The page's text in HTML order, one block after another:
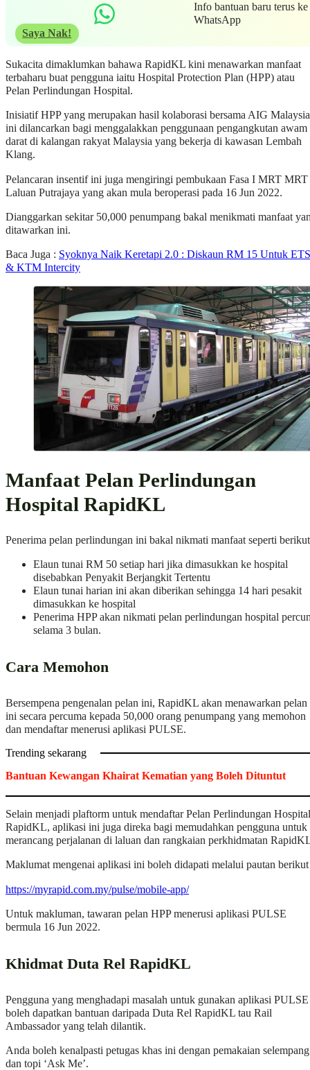
Info bantuan baru terus ke
WhatsApp
Saya Nak!
Sukacita dimaklumkan bahawa RapidKL kini menawarkan manfaat
terbaharu buat pengguna iaitu Hospital Protection Plan (HPP) atau
Pelan Perlindungan Hospital.
Inisiatif HPP yang merupakan hasil kolaborasi bersama AIG Malaysia
ini dilancarkan bagi menggalakkan penggunaan pengangkutan awam
darat di kalangan rakyat Malaysia yang bekerja di kawasan Lembah
Klang.
Pelancaran insentif ini juga mengiringi pembukaan Fasa I MRT MRT
Laluan Putrajaya yang akan mula beroperasi pada 16 Jun 2022.
Dianggarkan sekitar 50,000 penumpang bakal menikmati manfaat
ditawarkan ini.
Baca Juga : Syoknya Naik Keretapi 2.0 : Diskaun RM 15 Untuk ETS
& KTM Intercity
Manfaat Pelan Perlindungan
Hospital RapidKL
Penerima pelan perlindungan ini bakal nikmati manfaat seperti
Elaun tunai RM 50 setiap hari jika dimasukkan ke hospital
disebabkan Penyakit Berjangkit Tertentu
Elaun tunai harian ini akan diberikan sehingga 14 hari pesakit
dimasukkan ke hospital
Penerima HPP akan nikmati pelan perlindungan hospital
selama 3 bulan.
Cara Memohon
Bersempena pengenalan pelan ini, RapidKL akan menawarkan pelan
ini secara percuma kepada 50,000 orang penumpang yang memohon
dan mendaftar menerusi aplikasi PULSE.
Trending sekarang
Bantuan Kewangan Khairat Kematian yang Boleh Dituntut
Selain menjadi plaftorm untuk mendaftar Pelan Perlindungan Hospital
RapidKL, aplikasi ini juga direka bagi memudahkan pengguna untuk
merancang perjalanan di laluan dan rangkaian perkhidmatan
Maklumat mengenai aplikasi ini boleh didapati melalui pautan
https://myrapid.com.my/pulse/mobile-app/
Untuk makluman, tawaran pelan HPP menerusi aplikasi PULSE
bermula 16 Jun 2022.
Khidmat Duta Rel RapidKL
Pengguna yang menghadapi masalah untuk gunakan aplikasi PULSE
boleh dapatkan bantuan daripada Duta Rel RapidKL tau Rail
Ambassador yang telah dilantik.
Anda boleh kenalpasti petugas khas ini dengan pemakaian selempang
dan topi ‘Ask Me’.